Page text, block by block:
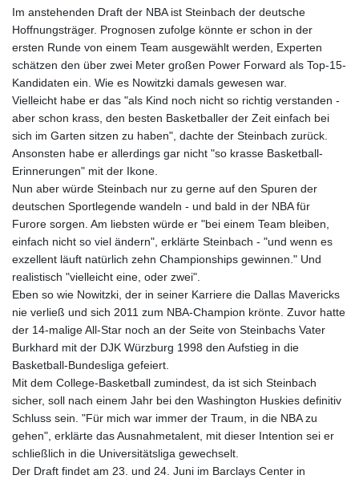
FKP 0.742819
GBP 0.742565
GEL 2.614971
GGP 0.742819
GIP 0.742819
GMD 73.494895
GNF
8780.470902
GYD 209.158083
HKD 7.84455
HNL 26.796086
HRK 6.527503
HTG 130.718954
IDR 17899
ILS 3.01309
IMP 0.742819
INR 95.242097
1309.701703
IRR
1374799.999854
ISK 123.030031
JMD 158.474679
Im anstehenden Draft der NBA ist Steinbach der deutsche
Hoffnungsträger. Prognosen zufolge könnte er schon in der
ersten Runde von einem Team ausgewählt werden, Experten
schätzen den über zwei Meter großen Power Forward als Top-15-
Kandidaten ein. Wie es Nowitzki damals gewesen war.
Vielleicht habe er das "als Kind noch nicht so richtig verstanden -
aber schon krass, den besten Basketballer der Zeit einfach bei
sich im Garten sitzen zu haben", dachte der Steinbach zurück.
Ansonsten habe er allerdings gar nicht "so krasse Basketball-
Erinnerungen" mit der Ikone.
Nun aber würde Steinbach nur zu gerne auf den Spuren der
deutschen Sportlegende wandeln - und bald in der NBA für
Furore sorgen. Am liebsten würde er "bei einem Team bleiben,
einfach nicht so viel ändern", erklärte Steinbach - "und wenn es
exzellent läuft natürlich zehn Championships gewinnen." Und
realistisch "vielleicht eine, oder zwei".
Eben so wie Nowitzki, der in seiner Karriere die Dallas Mavericks
nie verließ und sich 2011 zum NBA-Champion krönte. Zuvor hatte
der 14-malige All-Star noch an der Seite von Steinbachs Vater
Burkhard mit der DJK Würzburg 1998 den Aufstieg in die
Basketball-Bundesliga gefeiert.
Mit dem College-Basketball zumindest, da ist sich Steinbach
sicher, soll nach einem Jahr bei den Washington Huskies definitiv
Schluss sein. "Für mich war immer der Traum, in die NBA zu
gehen", erklärte das Ausnahmetalent, mit dieser Intention sei er
schließlich in die Universitätsliga gewechselt.
Der Draft findet am 23. und 24. Juni im Barclays Center in